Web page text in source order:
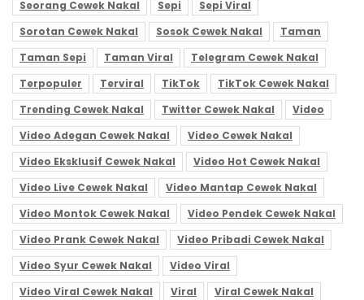
Seorang Cewek Nakal
Sepi
Sepi Viral
Sorotan Cewek Nakal
Sosok Cewek Nakal
Taman
Taman Sepi
Taman Viral
Telegram Cewek Nakal
Terpopuler
Terviral TikTok
TikTok Cewek Nakal
Trending Cewek Nakal
Twitter Cewek Nakal
Video
Video Adegan Cewek Nakal
Video Cewek Nakal
Video Eksklusif Cewek Nakal
Video Hot Cewek Nakal
Video Live Cewek Nakal
Video Mantap Cewek Nakal
Video Montok Cewek Nakal
Video Pendek Cewek Nakal
Video Prank Cewek Nakal
Video Pribadi Cewek Nakal
Video Syur Cewek Nakal
Video Viral
Video Viral Cewek Nakal
Viral
Viral Cewek Nakal